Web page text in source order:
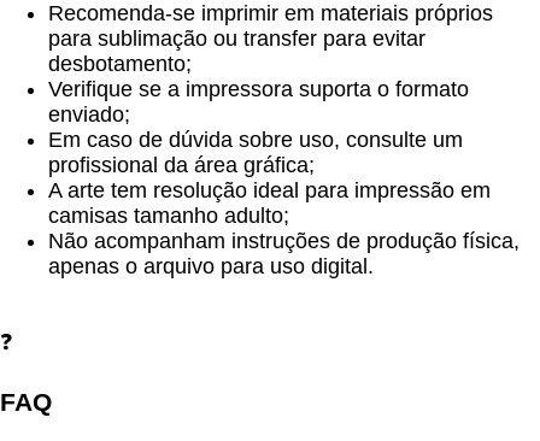
Recomenda-se imprimir em materiais próprios
para sublimação ou transfer para evitar
desbotamento;
Verifique se a impressora suporta o formato
enviado;
Em caso de dúvida sobre uso, consulte um
profissional da área gráfica;
A arte tem resolução ideal para impressão em
camisas tamanho adulto;
Não acompanham instruções de produção física,
apenas o arquivo para uso digital.
❓
FAQ